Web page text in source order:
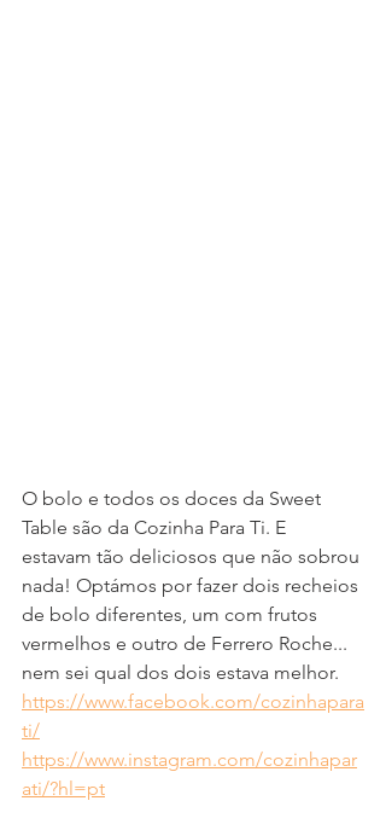
O bolo e todos os doces da Sweet
Table são da Cozinha Para Ti. E
estavam tão deliciosos que não sobrou
nada! Optámos por fazer dois recheios
de bolo diferentes, um com frutos
vermelhos e outro de Ferrero Roche...
nem sei qual dos dois estava melhor.
https://www.facebook.com/cozinhapara
ti/
https://www.instagram.com/cozinhapar
ati/?hl=pt